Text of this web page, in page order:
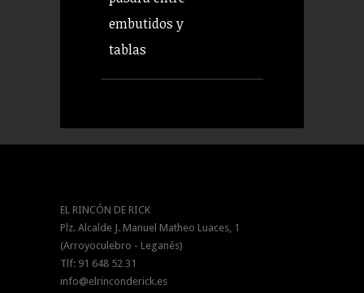
embutidos y
tablas
EL RINCÓN DE RICK
Plz. Alcalde J. Manuel Matheo Luaces, 1
(Arroyoculebro - Leganés)
Tlf: 91 648 52 31
info@elrinconderick.es